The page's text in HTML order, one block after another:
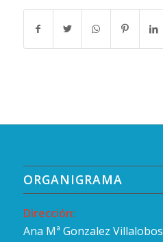
ORGANIGRAMA
Dirección:
Ana Mª Gonzalez Villalobos